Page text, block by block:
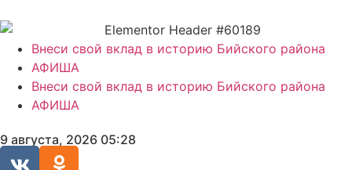
Внеси свой вклад в историю Бийского района
АФИША
Внеси свой вклад в историю Бийского района
АФИША
9 августа, 2026 05:28